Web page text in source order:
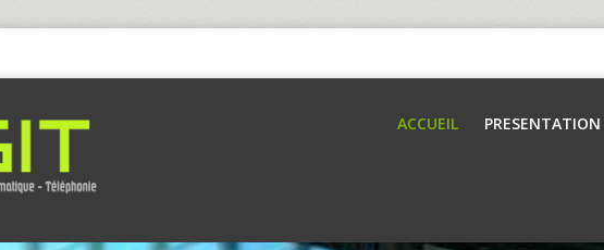
ACCUEIL PRESENTATION